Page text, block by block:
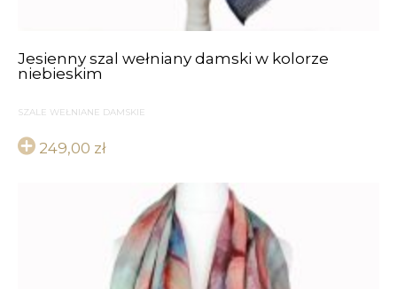
Jesienny szal wełniany damski w kolorze
niebieskim
SZALE WEŁNIANE DAMSKIE
249,00 zł